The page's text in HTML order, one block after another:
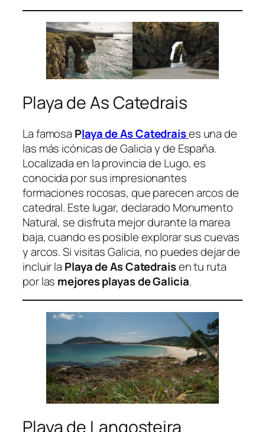
Playa de As Catedrais
La famosa Playa de As Catedraises una de
las más icónicas de Galicia y de España.
Localizada en la provincia de Lugo, es
conocida por sus impresionantes
formaciones rocosas, que parecen arcos de
catedral. Este lugar, declarado Monumento
Natural, se disfruta mejor durante la marea
baja, cuando es posible explorar sus cuevas
y arcos. Si visitas Galicia, no puedes dejar de
incluir la Playa de As Catedraisen tu ruta
por las mejores playas de Galicia.
Playa de Langosteira